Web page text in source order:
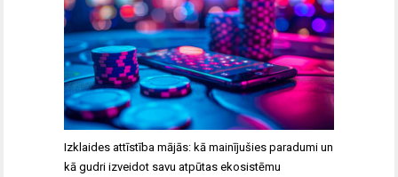
Izklaides attīstība mājās: kā mainījušies paradumi un
kā gudri izveidot savu atpūtas ekosistēmu